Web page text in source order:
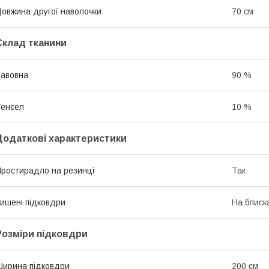
другої наволочки 70 см
тканини
90 %
10 %
характеристики
на резинці Так
підковдри На
підковдри
підковдри 200 см